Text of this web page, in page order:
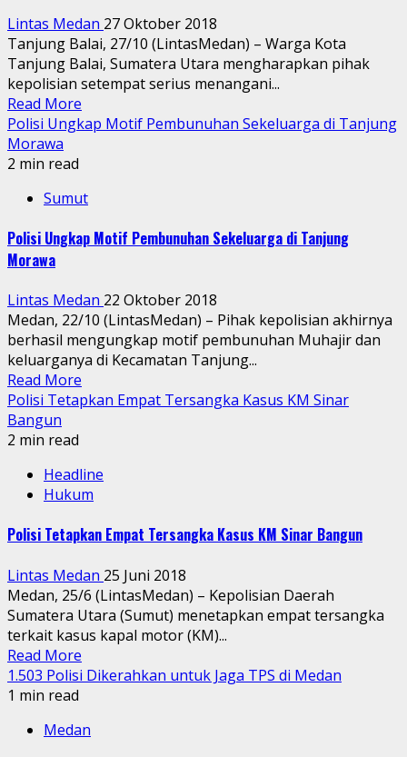
Lintas Medan 27 Oktober 2018
Tanjung Balai, 27/10 (LintasMedan) – Warga Kota
Tanjung Balai, Sumatera Utara mengharapkan pihak
kepolisian setempat serius menangani...
Read More
Polisi Ungkap Motif Pembunuhan Sekeluarga di Tanjung
Morawa
2 min read
Sumut
Polisi Ungkap Motif Pembunuhan Sekeluarga di Tanjung
Morawa
Lintas Medan 22 Oktober 2018
Medan, 22/10 (LintasMedan) – Pihak kepolisian akhirnya
berhasil mengungkap motif pembunuhan Muhajir dan
keluarganya di Kecamatan Tanjung...
Read More
Polisi Tetapkan Empat Tersangka Kasus KM Sinar
Bangun
2 min read
Headline
Hukum
Polisi Tetapkan Empat Tersangka Kasus KM Sinar Bangun
Lintas Medan 25 Juni 2018
Medan, 25/6 (LintasMedan) – Kepolisian Daerah
Sumatera Utara (Sumut) menetapkan empat tersangka
terkait kasus kapal motor (KM)...
Read More
1.503 Polisi Dikerahkan untuk Jaga TPS di Medan
1 min read
Medan